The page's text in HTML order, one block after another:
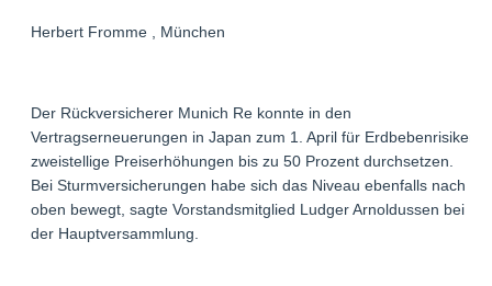
Herbert Fromme , München
Der Rückversicherer Munich Re konnte in den
Vertragserneuerungen in Japan zum 1. April für Erdbebenrisiken
zweistellige Preiserhöhungen bis zu 50 Prozent durchsetzen.
Bei Sturmversicherungen habe sich das Niveau ebenfalls nach
oben bewegt, sagte Vorstandsmitglied Ludger Arnoldussen bei
der Hauptversammlung.